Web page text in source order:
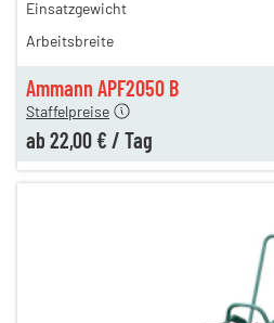
Ammann APF2050 B
35,00 €
27,00 €
Staffelpreise
ab 22,00 € / Tag
Einsatzgewicht
Arbeitsbreite